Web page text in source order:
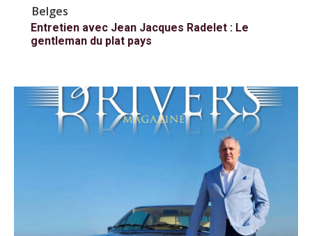
Belges
Entretien avec Jean Jacques Radelet : Le
gentleman du plat pays